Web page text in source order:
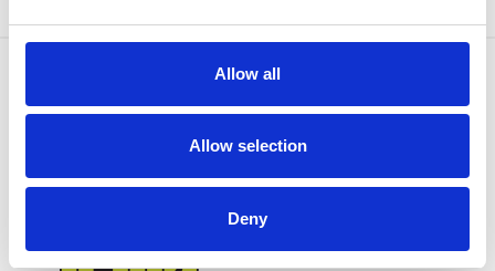
Allow all
Allow selection
Deny